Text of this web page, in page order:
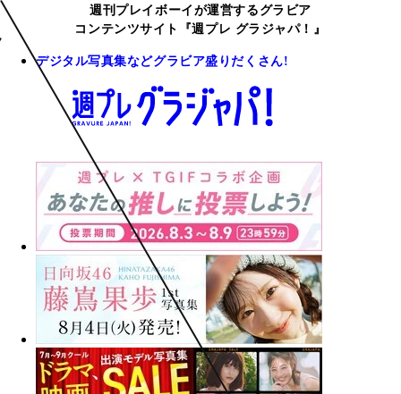
週刊プレイボーイが運営するグラビア
コンテンツサイト『週プレ グラジャパ！』
デジタル写真集などグラビア盛りだくさん!